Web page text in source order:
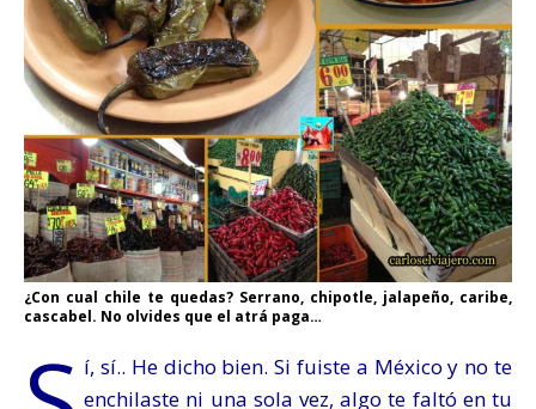
¿Con cual chile te quedas? Serrano, chipotle, jalapeño, caribe,
cascabel. No olvides que el atrá paga…
í, sí.. He dicho bien. Si fuiste a México y no te
enchilaste ni una sola vez, algo te faltó en tu